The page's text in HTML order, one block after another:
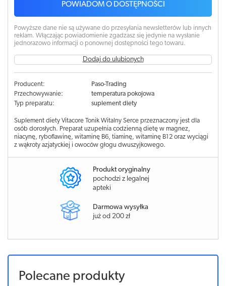
POWIADOM O DOSTĘPNOŚCI
Powyższe dane nie są używane do przesyłania newsletterów lub innych
reklam. Włączając powiadomienie zgadzasz się jedynie na wysłanie
jednorazowo informacji o ponownej dostępności tego towaru.
Dodaj do ulubionych
Producent:
Paso-Trading
Przechowywanie:
temperatura pokojowa
Typ preparatu:
suplement diety
Suplement diety Vitacore Tonik Witalny Serce przeznaczony jest dla
osób dorosłych. Preparat uzupełnia codzienną dietę w magnez,
niacynę, ryboflawinę, witaminę B6, tiaminę, witaminę B12 oraz wyciągi
z wąkroty azjatyckiej i owoców głogu dwuszyjkowego.
Produkt oryginalny
pochodzi z legalnej
apteki
Darmowa wysyłka
już od 200 zł
Polecane produkty